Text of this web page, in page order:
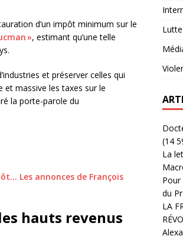
d’un impôt minimum sur le
», estimant qu’une telle
et préserver celles qui
et massive les taxes sur le
la porte-parole du
Les annonces de François
hauts revenus
(14
La
Pour
du
LA